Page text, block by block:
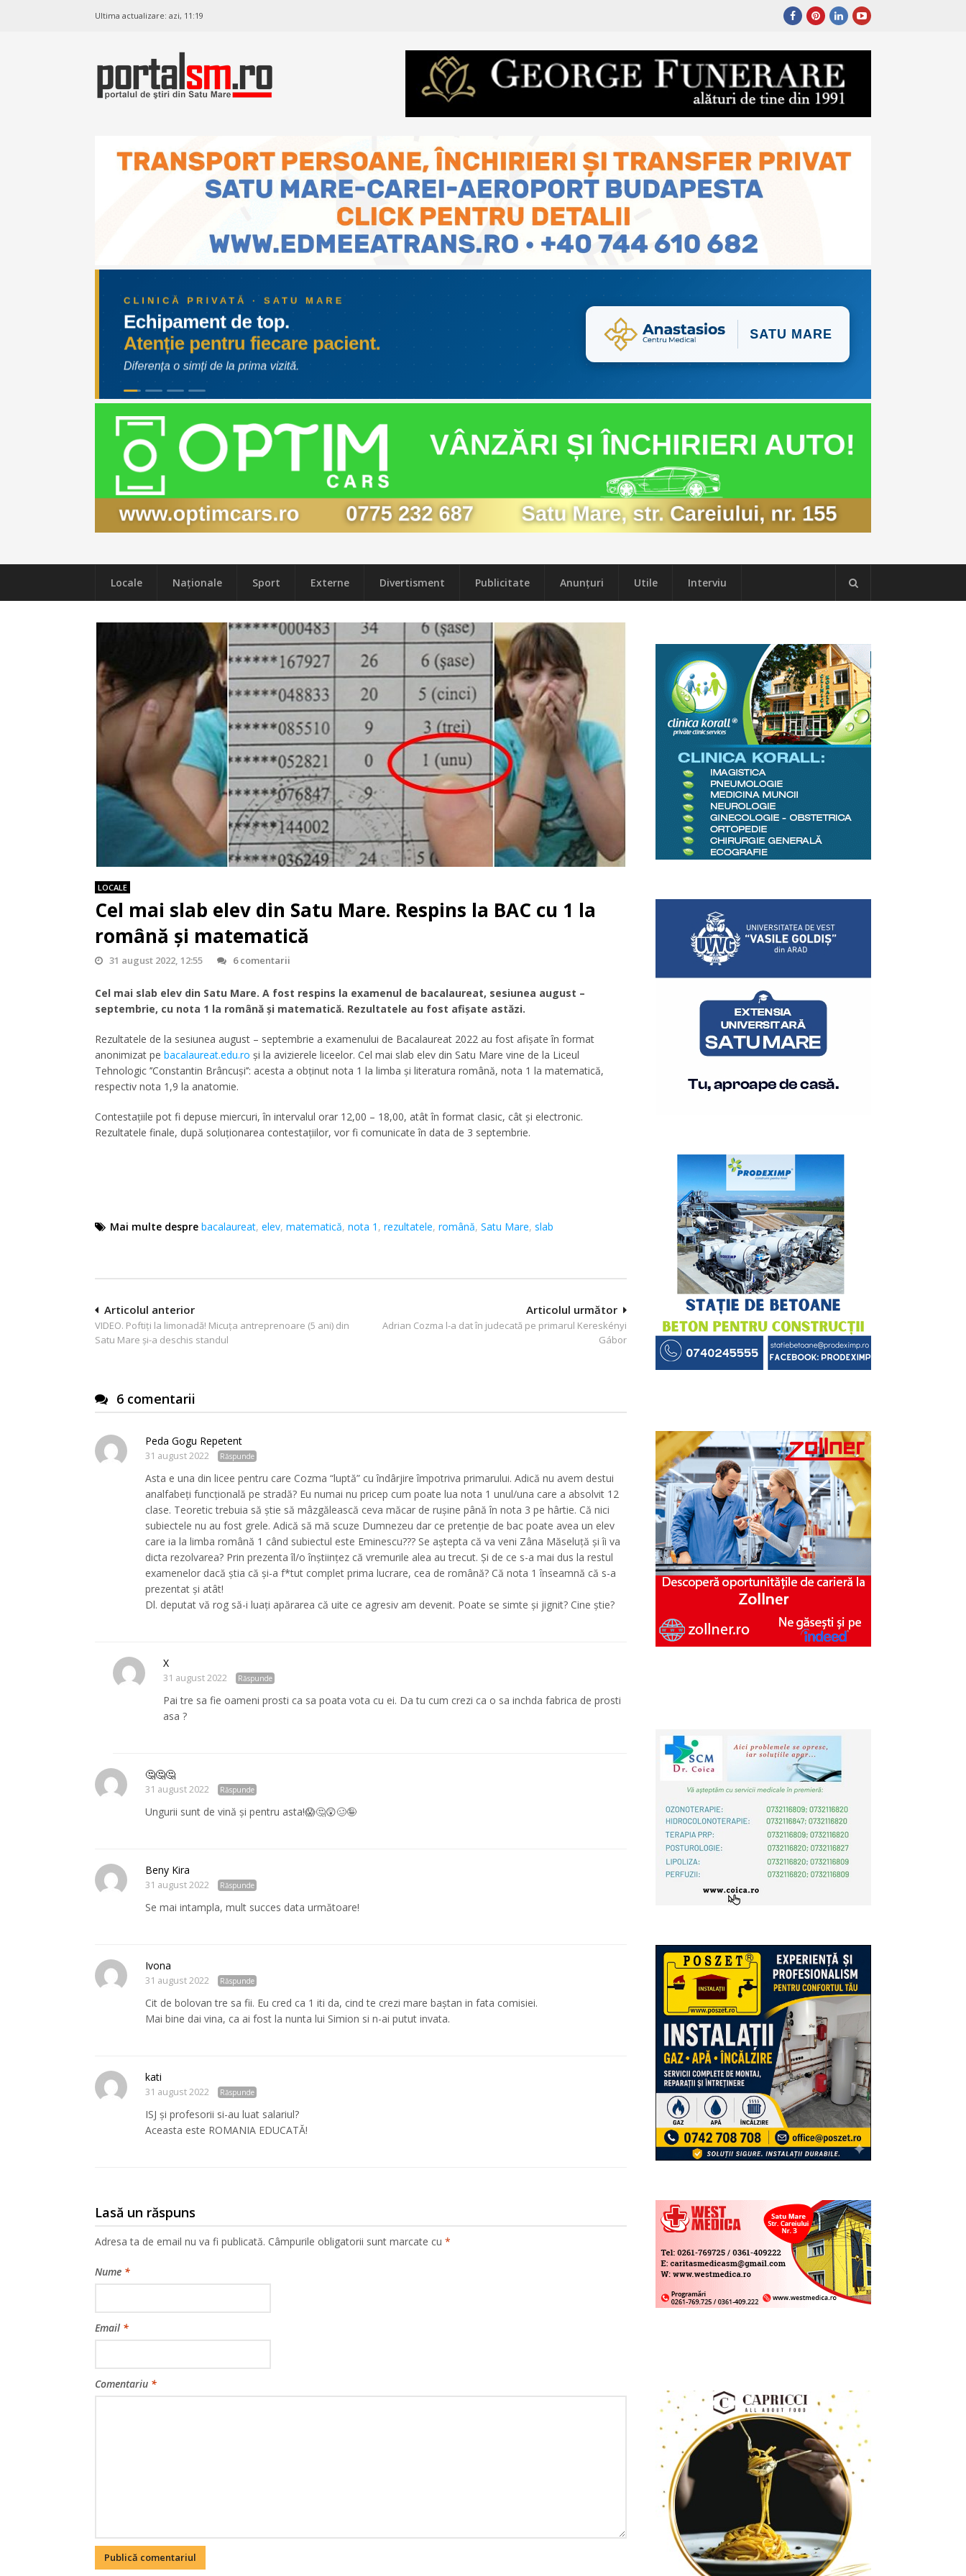
Ultima actualizare: azi, 11:19
Locale Naţionale Sport Externe Divertisment Publicitate Anunțuri Utile Interviu
LOCALE
Cel mai slab elev din Satu Mare. Respins la BAC cu 1 la
română și matematică
31 august 2022, 12:55 6 comentarii
Cel mai slab elev din Satu Mare. A fost respins la examenul de bacalaureat, sesiunea august –
septembrie, cu nota 1 la română și matematică. Rezultatele au fost afișate astăzi.
Rezultatele de la sesiunea august – septembrie a examenului de Bacalaureat 2022 au fost afişate în format
anonimizat pe bacalaureat.edu.ro și la avizierele liceelor. Cel mai slab elev din Satu Mare vine de la Liceul
Tehnologic ’’Constantin Brâncuși’’: acesta a obținut nota 1 la limba și literatura română, nota 1 la matematică,
respectiv nota 1,9 la anatomie.
Contestaţiile pot fi depuse miercuri, în intervalul orar 12,00 – 18,00, atât în format clasic, cât şi electronic.
Rezultatele finale, după soluţionarea contestaţiilor, vor fi comunicate în data de 3 septembrie.
Mai multe despre bacalaureat, elev, matematică, nota 1 , rezultatele, română, Satu Mare, slab
Navigare
în
Articolul următor
Adrian Cozma l-a dat în judecată pe primarul Kereskényi
Gábor
Articolul anterior
VIDEO. Poftiți la limonadă! Micuța antreprenoare (5 ani) din
Satu Mare și-a deschis standul
6 comentarii
Peda Gogu Repetent
31 august 2022 Răspunde
Asta e una din licee pentru care Cozma “luptă” cu îndârjire împotriva primarului. Adică nu avem destui
analfabeți funcțională pe stradă? Eu numai nu pricep cum poate lua nota 1 unul/una care a absolvit 12
clase. Teoretic trebuia să știe să mâzgălească ceva măcar de rușine până în nota 3 pe hârtie. Că nici
subiectele nu au fost grele. Adică să mă scuze Dumnezeu dar ce pretenție de bac poate avea un elev
care ia la limba română 1 când subiectul este Eminescu??? Se aștepta că va veni Zâna Măseluță și îi va
dicta rezolvarea? Prin prezenta îl/o înștiințez că vremurile alea au trecut. Și de ce s-a mai dus la restul
examenelor dacă știa că și-a f*tut complet prima lucrare, cea de română? Că nota 1 înseamnă că s-a
prezentat și atât!
Dl. deputat vă rog să-i luați apărarea că uite ce agresiv am devenit. Poate se simte și jignit? Cine știe?
X
31 august 2022 Răspunde
Pai tre sa fie oameni prosti ca sa poata vota cu ei. Da tu cum crezi ca o sa inchda fabrica de prosti
asa ?
🤔🤔🤔
31 august 2022 Răspunde
Ungurii sunt de vină și pentru asta!😱🤔😲🥴🤪
Beny Kira
31 august 2022 Răspunde
Se mai intampla, mult succes data următoare!
Ivona
31 august 2022 Răspunde
Cit de bolovan tre sa fii. Eu cred ca 1 iti da, cind te crezi mare baștan in fata comisiei.
Mai bine dai vina, ca ai fost la nunta lui Simion si n-ai putut invata.
kati
31 august 2022 Răspunde
ISJ și profesorii si-au luat salariul?
Aceasta este ROMANIA EDUCATĂ!
Lasă un răspuns
Adresa ta de email nu va fi publicată. Câmpurile obligatorii sunt marcate cu *
Nume *
Email *
Comentariu *